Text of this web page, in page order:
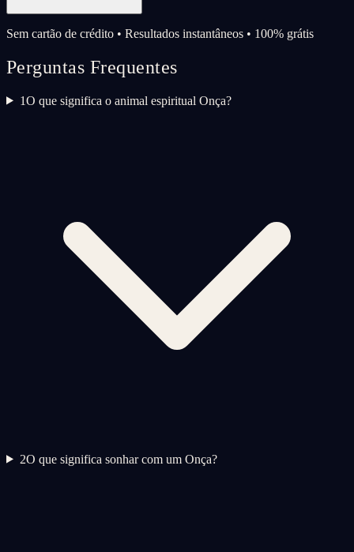
Sem cartão de crédito • Resultados instantâneos • 100% grátis
Perguntas Frequentes
1O que significa o animal espiritual Onça?
2O que significa sonhar com um Onça?